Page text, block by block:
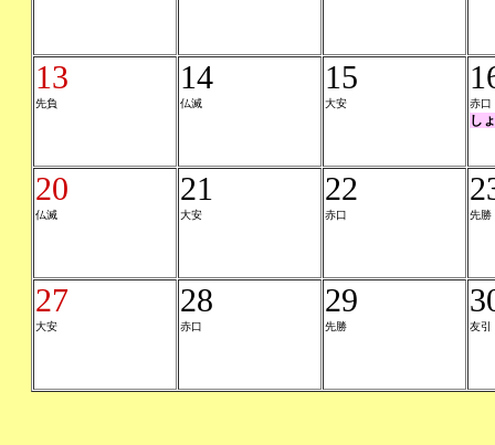
13
先負
14
仏滅
15
大安 赤口
し
20
仏滅
21
大安
22
赤口 先勝
27
大安
28
赤口
29
先勝 友引